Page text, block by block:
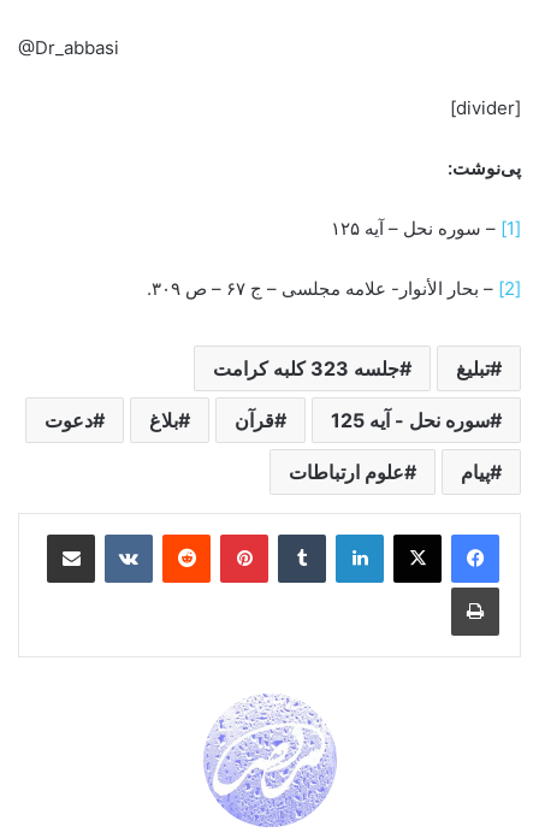
@Dr_abbasi
[divider]
پی‌نوشت:
[1] – سوره نحل – آیه ۱۲۵
[2] – بحار الأنوار- علامه مجلسی – ج ‏۶۷ – ص ۳۰۹.
تبلیغ جلسه 323 کلبه کرامت
سوره نحل - آیه 125 قرآن بلاغ دعوت
پیام علوم ارتباطات
لینکدین ‫تامبلر ‫پین‌ترست‫رددیت ‫VKontakteاشتراک گذاری از طریق ایمیل
چاپ